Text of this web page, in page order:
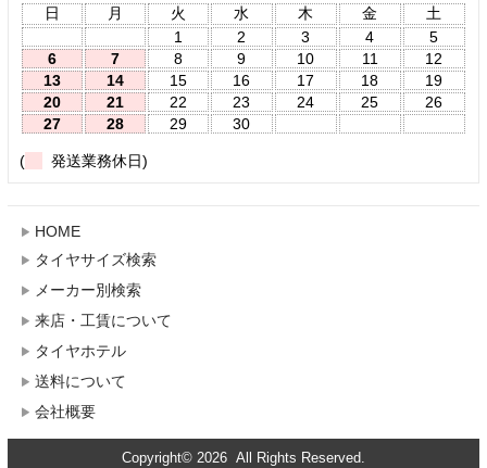
日
月 火 水 木 金
土
1
2 3 4
5
6
7 8 9 10 11
12
13
14 15 16 17 18
19
20
21 22 23 24 25
26
27
28 29 30
( 発送業務休日)
HOME
タイヤサイズ検索
メーカー別検索
来店・工賃について
タイヤホテル
送料について
会社概要
Copyright© 2026 All Rights Reserved.